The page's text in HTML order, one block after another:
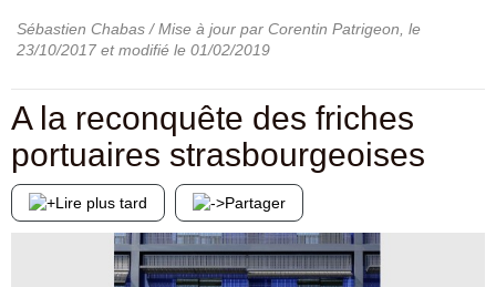
Sébastien Chabas / Mise à jour par Corentin Patrigeon , le
23/10/2017 et modifié le 01/02/2019
A la reconquête des friches
portuaires strasbourgeoises
Lire plus tard Partager